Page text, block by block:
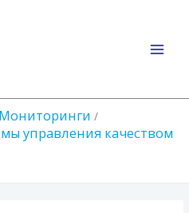
Мониторинги
управления качеством